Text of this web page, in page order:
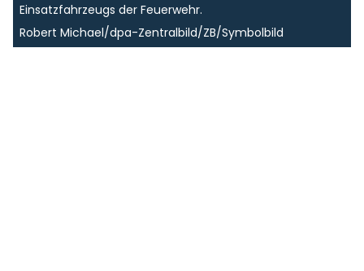
Einsatzfahrzeugs der Feuerwehr.
Robert Michael/dpa-Zentralbild/ZB/Symbolbild